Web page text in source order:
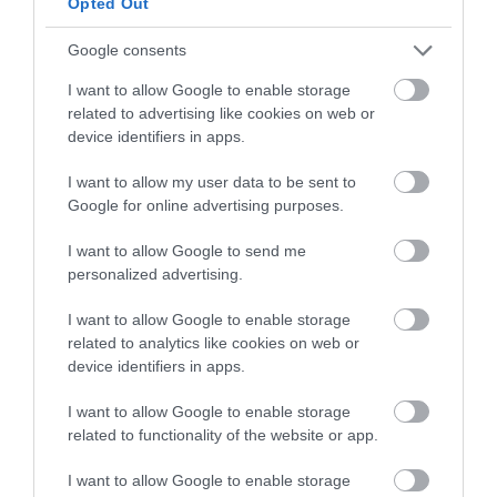
Google consents
I want to allow Google to enable storage
related to advertising like cookies on web or
device identifiers in apps.
I want to allow my user data to be sent to
Google for online advertising purposes.
I want to allow Google to send me
personalized advertising.
I want to allow Google to enable storage
related to analytics like cookies on web or
device identifiers in apps.
I want to allow Google to enable storage
related to functionality of the website or app.
I want to allow Google to enable storage
frigorífico durante12 horasaproximadamente.
Horneamos
Precalentamos el horno a270ºC
Colocamos la bandeja, piedra o chapón de acero en la parte
más baja del horno. Lo ideal es precalentar de 30 a 45 minutos
Cinco minutos antes de introducir el pan en el horno
calentamos agua (en un vaso normal, como dos dedos de
altura), podemos hacerlo en el microondas. Colocamos una
bandeja con piedras volcánicas (o sin ellas también nos
valdría) bajo la placa que horneamos o bien justo en un lateral
de esta, dejando espacio para el pan.
Sacamos la masa del frío (no tenemos que dejar levar fuera ni